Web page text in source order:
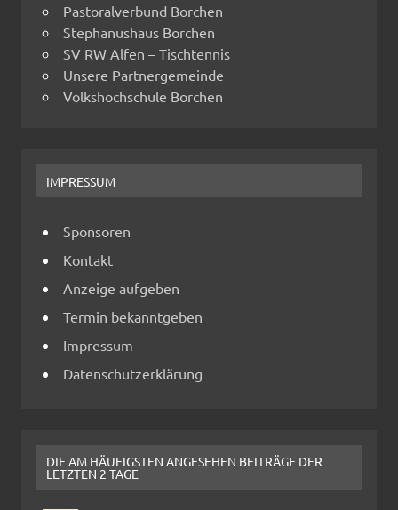
Pastoralverbund Borchen
Stephanushaus Borchen
SV RW Alfen – Tischtennis
Unsere Partnergemeinde
Volkshochschule Borchen
IMPRESSUM
Sponsoren
Kontakt
Anzeige aufgeben
Termin bekanntgeben
Impressum
Datenschutzerklärung
DIE AM HÄUFIGSTEN ANGESEHEN BEITRÄGE DER
LETZTEN 2 TAGE